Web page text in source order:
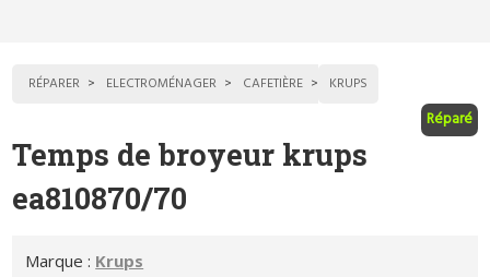
RÉPARER ELECTROMÉNAGER CAFETIÈRE KRUPS
Réparé
Temps de broyeur krups
ea810870/70
Marque : Krups